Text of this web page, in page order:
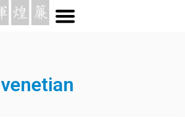
venetian